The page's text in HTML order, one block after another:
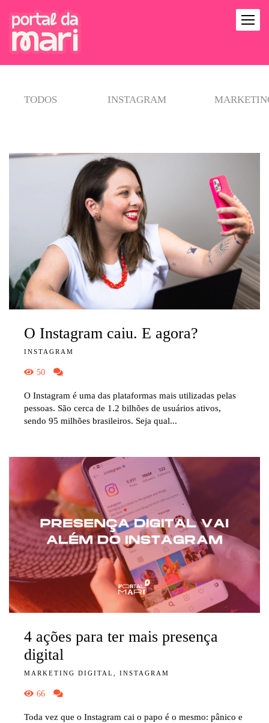
TODOS INSTAGRAM
O Instagram caiu. E agora?
INSTAGRAM
50
O Instagram é uma das plataformas mais utilizadas pelas
pessoas. São cerca de 1.2 bilhões de usuários ativos,
sendo 95 milhões brasileiros. Seja qual...
4 ações para ter mais presença
digital
MARKETING DIGITAL, INSTAGRAM
66
Toda vez que o Instagram cai o papo é o mesmo: pânico e